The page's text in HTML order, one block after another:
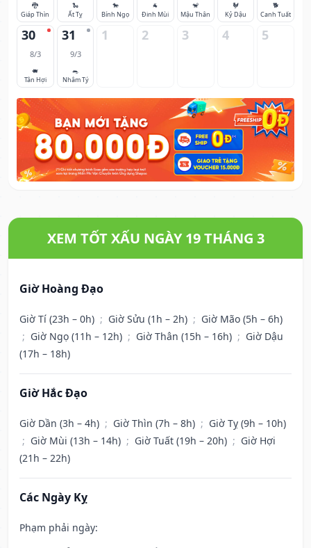
🐉
Giáp Thìn
🐍
Ất Tỵ
🐎
Bính Ngọ
🐐
Đinh Mùi
🐒
Mậu Thân
🐓
Kỷ Dậu
🐕
Canh Tuất
30
8/3
🐖
Tân Hợi
31
9/3
🐀
Nhâm Tý
1 2 3 4 5
XEM TỐT XẤU NGÀY 19 THÁNG 3
Giờ Hoàng Đạo
Giờ Tí (23h – 0h) ; Giờ Sửu (1h – 2h) ; Giờ Mão (5h – 6h)
; Giờ Ngọ (11h – 12h) ; Giờ Thân (15h – 16h) ; Giờ Dậu
(17h – 18h)
Giờ Hắc Đạo
Giờ Dần (3h – 4h) ; Giờ Thìn (7h – 8h) ; Giờ Tỵ (9h – 10h)
; Giờ Mùi (13h – 14h) ; Giờ Tuất (19h – 20h) ; Giờ Hợi
(21h – 22h)
Các Ngày Kỵ
Phạm phải ngày: